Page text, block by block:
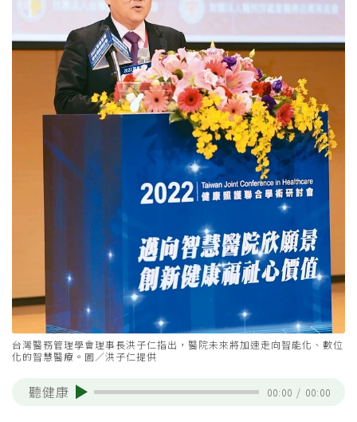
台灣醫務管理學會理事長洪子仁指出，醫院未來將加速走向智能化、數位
化的智慧醫療。圖／洪子仁提供
聽健康 00:00 / 00:00